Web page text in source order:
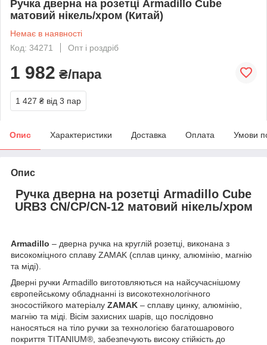
Ручка дверна на розетці Armadillo Cube
матовий нікель/хром (Китай)
Немає в наявності
Код: 34271
Опт і роздріб
1 982 ₴/пара
1 427 ₴ від 3 пар
Опис Характеристики Доставка Оплата Умови
Опис
Ручка дверна на розетці Armadillo Cube
URB3 CN/CP/CN-12 матовий нікель/хром
Armadillo – дверна ручка на круглій розетці, виконана з
високоміцного сплаву ZAMAK (сплав цинку, алюмінію, магнію
та міді).
Дверні ручки Armadillo виготовляються на найсучаснішому
європейському обладнанні із високотехнологічного
зносостійкого матеріалу ZAMAK – сплаву цинку, алюмінію,
магнію та міді. Вісім захисних шарів, що послідовно
наносяться на тіло ручки за технологією багатошарового
покриття TITANIUM®, забезпечують високу стійкість до